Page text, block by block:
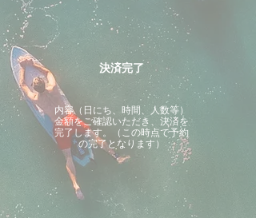
決済完了
内容（日にち、時間、人数等）
金額をご確認いただき、決済を
完了します。（この時点で予約
の完了となります）